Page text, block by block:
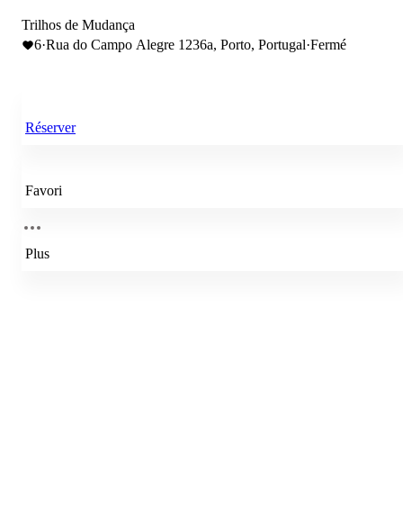
Trilhos de Mudança
6·Rua do Campo Alegre 1236a, Porto, Portugal·Fermé
Réserver
Favori
Plus